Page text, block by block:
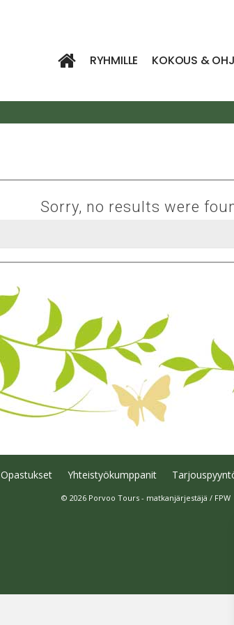
RYHMILLE KOKOUS &
Sorry, no results were
Opastukset Yhteistyökumppanit
© 2026 Porvoo Tours - matkanjärjestäjä / FPW